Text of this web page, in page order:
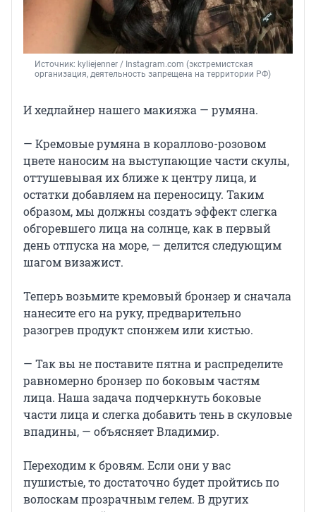
Источник: kyliejenner / Instagram.com (экстремистская
организация, деятельность запрещена на территории РФ)
И хедлайнер нашего макияжа — румяна.
— Кремовые румяна в кораллово-розовом
цвете наносим на выступающие части скулы,
оттушевывая их ближе к центру лица, и
остатки добавляем на переносицу. Таким
образом, мы должны создать эффект слегка
обгоревшего лица на солнце, как в первый
день отпуска на море, — делится следующим
шагом визажист.
Теперь возьмите кремовый бронзер и сначала
нанесите его на руку, предварительно
разогрев продукт спонжем или кистью.
— Так вы не поставите пятна и распределите
равномерно бронзер по боковым частям
лица. Наша задача подчеркнуть боковые
части лица и слегка добавить тень в скуловые
впадины, — объясняет Владимир.
Переходим к бровям. Если они у вас
пушистые, то достаточно будет пройтись по
волоскам прозрачным гелем. В других